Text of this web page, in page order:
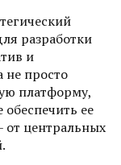
разработки
и
не просто
платформу,
ее
от центральных